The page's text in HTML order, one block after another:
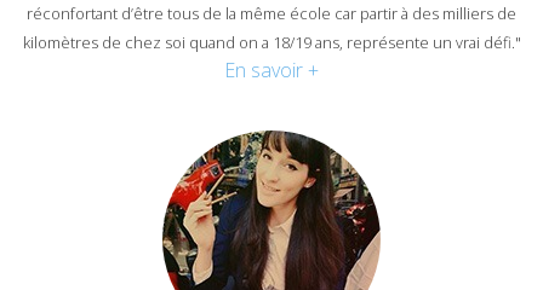
réconfortant d’être tous de la même école car partir à des milliers de
kilomètres de chez soi quand on a 18/19 ans, représente un vrai défi."
En savoir +